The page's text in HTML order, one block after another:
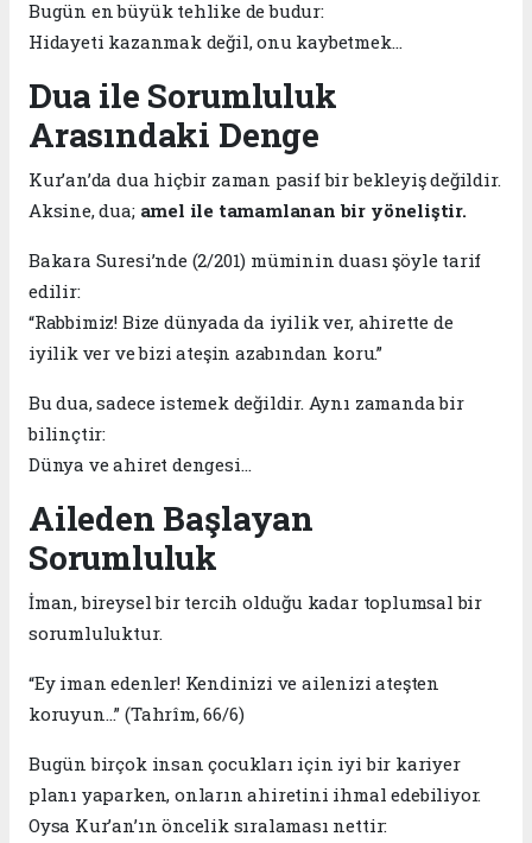
Bugün en büyük tehlike de budur:
Hidayeti kazanmak değil, onu kaybetmek…
Dua ile Sorumluluk
Arasındaki Denge
Kur’an’da dua hiçbir zaman pasif bir bekleyiş değildir.
Aksine, dua; amel ile tamamlanan bir yöneliştir.
Bakara Suresi’nde (2/201) müminin duası şöyle tarif
edilir:
“Rabbimiz! Bize dünyada da iyilik ver, ahirette de
iyilik ver ve bizi ateşin azabından koru.”
Bu dua, sadece istemek değildir. Aynı zamanda bir
bilinçtir:
Dünya ve ahiret dengesi…
Aileden Başlayan
Sorumluluk
İman, bireysel bir tercih olduğu kadar toplumsal bir
sorumluluktur.
“Ey iman edenler! Kendinizi ve ailenizi ateşten
koruyun…” (Tahrîm, 66/6)
Bugün birçok insan çocukları için iyi bir kariyer
planı yaparken, onların ahiretini ihmal edebiliyor.
Oysa Kur’an’ın öncelik sıralaması nettir: